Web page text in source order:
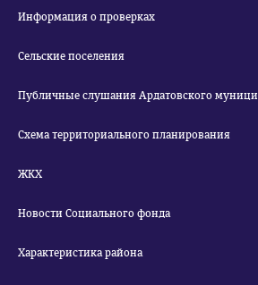
Информация о проверках
Сельские поселения
Публичные слушания Ардатовского
Схема территориального планирования
ЖКХ
Новости Социального фонда
Характеристика района